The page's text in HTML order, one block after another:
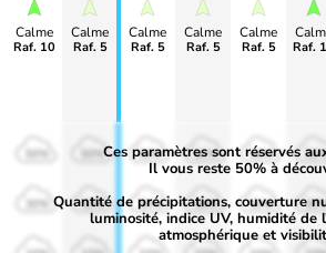
Calme
Raf. 10
Calme
Raf. 5
Calme
Raf. 5
Calme
Raf. 5
Calme
Raf. 5 Raf.
50%
30%
50%
30%
50%
30%
50%
30%
50%
30%
Ces paramètres sont réservés
Il vous reste 50% à
Quantité de précipitations, couverture
luminosité, indice UV, humidité de
atmosphérique et